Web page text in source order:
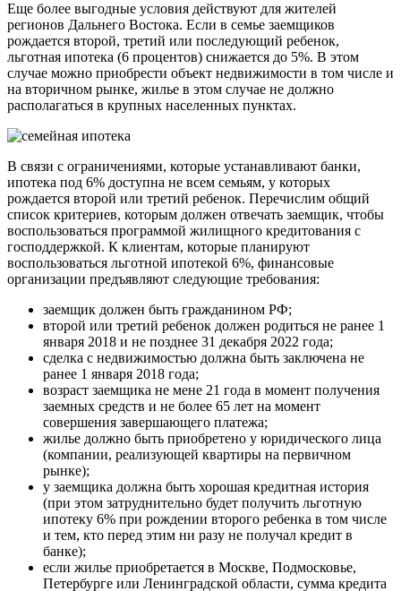
Еще более выгодные условия действуют для жителей
регионов Дальнего Востока. Если в семье заемщиков
рождается второй, третий или последующий ребенок,
льготная ипотека (6 процентов) снижается до 5%. В этом
случае можно приобрести объект недвижимости в том числе и
на вторичном рынке, жилье в этом случае не должно
располагаться в крупных населенных пунктах.
В связи с ограничениями, которые устанавливают банки,
ипотека под 6% доступна не всем семьям, у которых
рождается второй или третий ребенок. Перечислим общий
список критериев, которым должен отвечать заемщик, чтобы
воспользоваться программой жилищного кредитования с
господдержкой. К клиентам, которые планируют
воспользоваться льготной ипотекой 6%, финансовые
организации предъявляют следующие требования:
заемщик должен быть гражданином РФ;
второй или третий ребенок должен родиться не ранее 1
января 2018 и не позднее 31 декабря 2022 года;
сделка с недвижимостью должна быть заключена не
ранее 1 января 2018 года;
возраст заемщика не мене 21 года в момент получения
заемных средств и не более 65 лет на момент
совершения завершающего платежа;
жилье должно быть приобретено у юридического лица
(компании, реализующей квартиры на первичном
рынке);
у заемщика должна быть хорошая кредитная история
(при этом затруднительно будет получить льготную
ипотеку 6% при рождении второго ребенка в том числе
и тем, кто перед этим ни разу не получал кредит в
банке);
если жилье приобретается в Москве, Подмосковье,
Петербурге или Ленинградской области, сумма кредита